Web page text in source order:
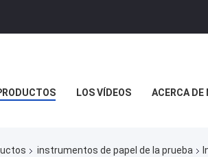
LOS VÍDEOS ACERCA DE
instrumentos de papel de la prueba